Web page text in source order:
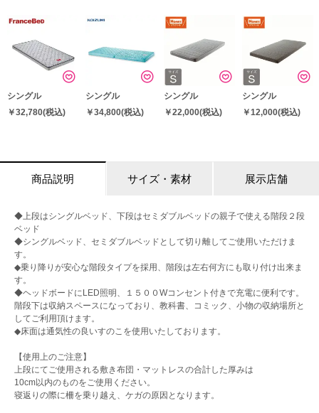
シングル
￥32,780(税込)
シングル
￥34,800(税込)
シングル
￥22,000(税込)
シングル
￥12,000(税込)
商品説明 サイズ・素材 展示店舗
◆上段はシングルベッド、下段はセミダブルベッドの親子で使える階段２段
ベッド
◆シングルベッド、セミダブルベッドとして切り離してご使用いただけま
す。
◆乗り降りが安心な階段タイプを採用、階段は左右何方にも取り付け出来ま
す。
◆ヘッドボードにLED照明、１５００Wコンセント付きで充電に便利です。
階段下は収納スペースになっており、教科書、コミック、小物の収納場所と
してご利用頂けます。
◆床面は通気性の良いすのこを使用いたしております。
【使用上のご注意】
上段にてご使用される敷き布団・マットレスの合計した厚みは
10cm以内のものをご使用ください。
寝返りの際に柵を乗り越え、ケガの原因となります。